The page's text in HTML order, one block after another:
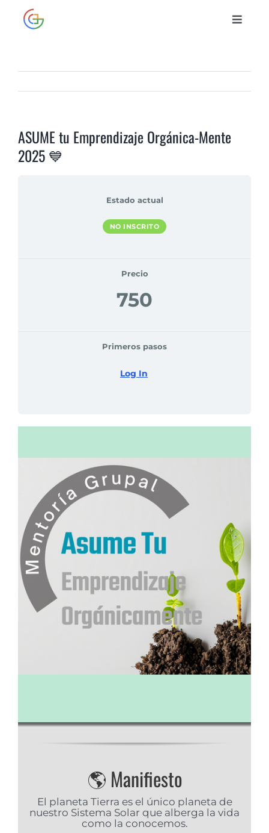
contenido
Toggle
BIBLIOTECA
ASUME tu Emprendizaje Orgánica-Mente
2025 💙
Estado actual
NO INSCRITO
Precio
750
Primeros pasos
Log In
🌎 Manifiesto
El planeta Tierra es el único planeta de
nuestro Sistema Solar que alberga la vida
como la conocemos.